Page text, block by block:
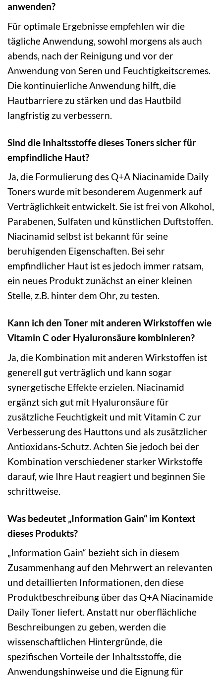
anwenden?
Für optimale Ergebnisse empfehlen wir die
tägliche Anwendung, sowohl morgens als auch
abends, nach der Reinigung und vor der
Anwendung von Seren und Feuchtigkeitscremes.
Die kontinuierliche Anwendung hilft, die
Hautbarriere zu stärken und das Hautbild
langfristig zu verbessern.
Sind die Inhaltsstoffe dieses Toners sicher für
empfindliche Haut?
Ja, die Formulierung des Q+A Niacinamide Daily
Toners wurde mit besonderem Augenmerk auf
Verträglichkeit entwickelt. Sie ist frei von Alkohol,
Parabenen, Sulfaten und künstlichen Duftstoffen.
Niacinamid selbst ist bekannt für seine
beruhigenden Eigenschaften. Bei sehr
empfindlicher Haut ist es jedoch immer ratsam,
ein neues Produkt zunächst an einer kleinen
Stelle, z.B. hinter dem Ohr, zu testen.
Kann ich den Toner mit anderen Wirkstoffen wie
Vitamin C oder Hyaluronsäure kombinieren?
Ja, die Kombination mit anderen Wirkstoffen ist
generell gut verträglich und kann sogar
synergetische Effekte erzielen. Niacinamid
ergänzt sich gut mit Hyaluronsäure für
zusätzliche Feuchtigkeit und mit Vitamin C zur
Verbesserung des Hauttons und als zusätzlicher
Antioxidans-Schutz. Achten Sie jedoch bei der
Kombination verschiedener starker Wirkstoffe
darauf, wie Ihre Haut reagiert und beginnen Sie
schrittweise.
Was bedeutet „Information Gain“ im Kontext
dieses Produkts?
„Information Gain“ bezieht sich in diesem
Zusammenhang auf den Mehrwert an relevanten
und detaillierten Informationen, den diese
Produktbeschreibung über das Q+A Niacinamide
Daily Toner liefert. Anstatt nur oberflächliche
Beschreibungen zu geben, werden die
wissenschaftlichen Hintergründe, die
spezifischen Vorteile der Inhaltsstoffe, die
Anwendungshinweise und die Eignung für